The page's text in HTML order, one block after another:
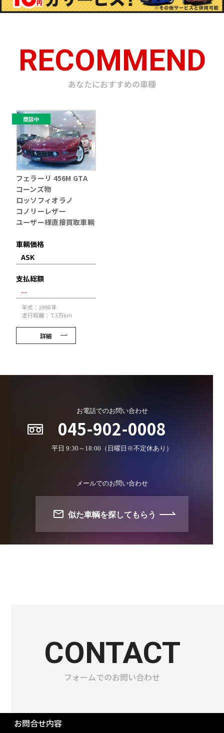
RECOMMEND
あなたにおすすめの車種
商談中
フェラーリ 456M GTA
コーンズ物
ロッソフィオラノ
コノリーレザー
ユーザー様直接買取車輌
車輌価格
ASK
支払総額
--
年式：1998 年
走行距離： 7.3万km
詳細
お電話でのお問い合わせ
045-902-0008
平日 9:30～18:00（日曜日※不定休あり）
メールでのお問い合わせ
似た車輌を探してもらう
CONTACT
フォームでのお問い合わせ
お問合せ内容